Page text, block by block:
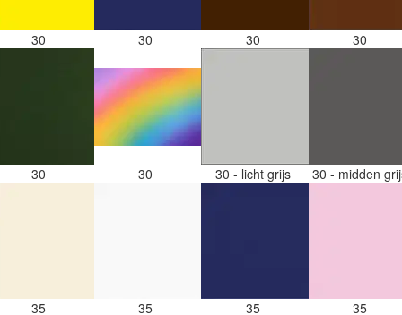
30 30 30 30
30 30 30 - licht grijs 30 - midden
35 35 35 35